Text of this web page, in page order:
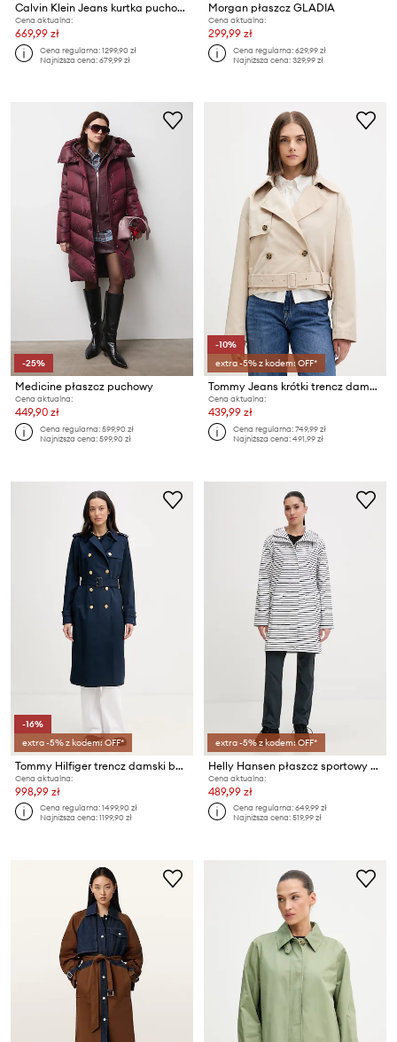
Calvin Klein Jeans kurtka puchowa
Cena aktualna:
669,99 zł
Cena regularna:1299,90 zł
Najniższa cena:679,99 zł
Morgan płaszcz GLADIA
Cena aktualna:
299,99 zł
Cena regularna:629,99 zł
Najniższa cena:329,99 zł
-25%
Medicine płaszcz puchowy
Cena aktualna:
449,90 zł
Cena regularna:599,90 zł
Najniższa cena:599,90 zł
-10%
extra -5% z kodem: OFF*
Tommy Jeans krótki trencz damski z bawełną
Cena aktualna:
439,99 zł
Cena regularna:749,99 zł
Najniższa cena:491,99 zł
-16%
extra -5% z kodem: OFF*
Tommy Hilfiger trencz damski bawełniany
Cena aktualna:
998,99 zł
Cena regularna:1499,90 zł
Najniższa cena:1199,90 zł
extra -5% z kodem: OFF*
Helly Hansen płaszcz sportowy damski MOSS
Cena aktualna:
489,99 zł
Cena regularna:649,99 zł
Najniższa cena:519,99 zł